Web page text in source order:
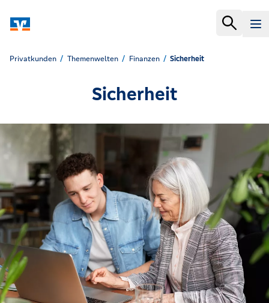
Privatkunden Themenwelten Finanzen Sicherheit
Sicherheit